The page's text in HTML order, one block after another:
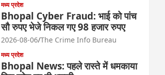
मध्य प्रदेश
Bhopal Cyber Fraud: भाई को पांच
सौ रुपए भेजे निकल गए 98 हजार रुपए
2026-08-06 The Crime Info Bureau
मध्य प्रदेश
Bhopal News: पहले रास्ते में धमकाया